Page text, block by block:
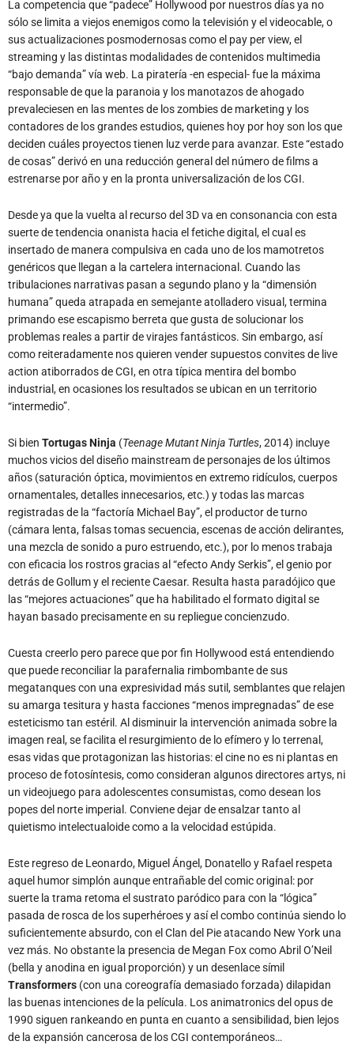
La competencia que “padece” Hollywood por nuestros días ya no
sólo se limita a viejos enemigos como la televisión y el videocable, o
sus actualizaciones posmodernosas como el pay per view, el
streaming y las distintas modalidades de contenidos multimedia
“bajo demanda” vía web. La piratería -en especial- fue la máxima
responsable de que la paranoia y los manotazos de ahogado
prevaleciesen en las mentes de los zombies de marketing y los
contadores de los grandes estudios, quienes hoy por hoy son los que
deciden cuáles proyectos tienen luz verde para avanzar. Este “estado
de cosas” derivó en una reducción general del número de films a
estrenarse por año y en la pronta universalización de los CGI.
Desde ya que la vuelta al recurso del 3D va en consonancia con esta
suerte de tendencia onanista hacia el fetiche digital, el cual es
insertado de manera compulsiva en cada uno de los mamotretos
genéricos que llegan a la cartelera internacional. Cuando las
tribulaciones narrativas pasan a segundo plano y la “dimensión
humana” queda atrapada en semejante atolladero visual, termina
primando ese escapismo berreta que gusta de solucionar los
problemas reales a partir de virajes fantásticos. Sin embargo, así
como reiteradamente nos quieren vender supuestos convites de live
action atiborrados de CGI, en otra típica mentira del bombo
industrial, en ocasiones los resultados se ubican en un territorio
“intermedio”.
Si bien Tortugas Ninja (Teenage Mutant Ninja Turtles, 2014) incluye
muchos vicios del diseño mainstream de personajes de los últimos
años (saturación óptica, movimientos en extremo ridículos, cuerpos
ornamentales, detalles innecesarios, etc.) y todas las marcas
registradas de la “factoría Michael Bay”, el productor de turno
(cámara lenta, falsas tomas secuencia, escenas de acción delirantes,
una mezcla de sonido a puro estruendo, etc.), por lo menos trabaja
con eficacia los rostros gracias al “efecto Andy Serkis”, el genio por
detrás de Gollum y el reciente Caesar. Resulta hasta paradójico que
las “mejores actuaciones” que ha habilitado el formato digital se
hayan basado precisamente en su repliegue concienzudo.
Cuesta creerlo pero parece que por fin Hollywood está entendiendo
que puede reconciliar la parafernalia rimbombante de sus
megatanques con una expresividad más sutil, semblantes que relajen
su amarga tesitura y hasta facciones “menos impregnadas” de ese
esteticismo tan estéril. Al disminuir la intervención animada sobre la
imagen real, se facilita el resurgimiento de lo efímero y lo terrenal,
esas vidas que protagonizan las historias: el cine no es ni plantas en
proceso de fotosíntesis, como consideran algunos directores artys, ni
un videojuego para adolescentes consumistas, como desean los
popes del norte imperial. Conviene dejar de ensalzar tanto al
quietismo intelectualoide como a la velocidad estúpida.
Este regreso de Leonardo, Miguel Ángel, Donatello y Rafael respeta
aquel humor simplón aunque entrañable del comic original: por
suerte la trama retoma el sustrato paródico para con la “lógica”
pasada de rosca de los superhéroes y así el combo continúa siendo lo
suficientemente absurdo, con el Clan del Pie atacando New York una
vez más. No obstante la presencia de Megan Fox como Abril O’Neil
(bella y anodina en igual proporción) y un desenlace símil
Transformers (con una coreografía demasiado forzada) dilapidan
las buenas intenciones de la película. Los animatronics del opus de
1990 siguen rankeando en punta en cuanto a sensibilidad, bien lejos
de la expansión cancerosa de los CGI contemporáneos…